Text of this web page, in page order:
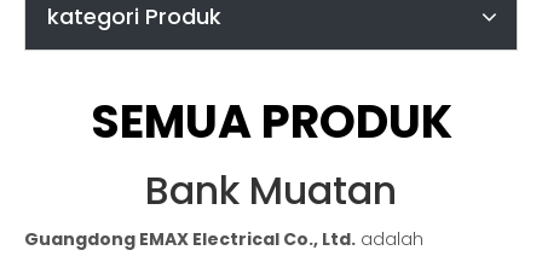
kategori Produk
SEMUA PRODUK
Bank Muatan
Guangdong EMAX Electrical Co., Ltd. adalah